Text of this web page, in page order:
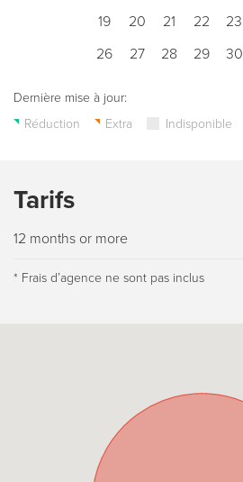
19
20 21 22 23
26
27 28 29 30
Dernière mise à jour:
Réduction
Extra Indisponible
Tarifs
12 months or more
* Frais dʼagence ne sont pas inclus